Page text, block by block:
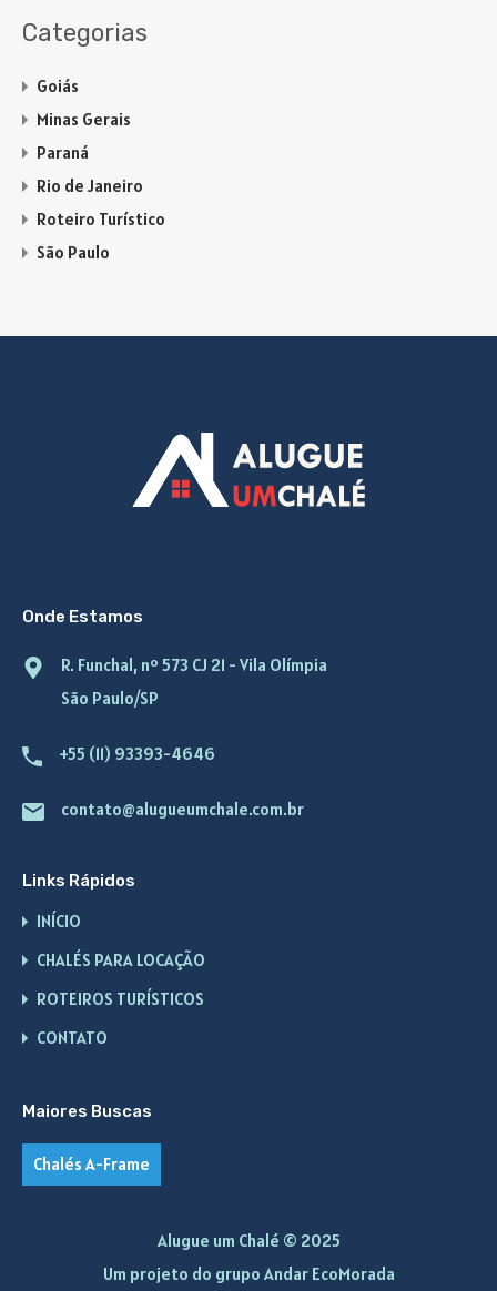
Categorias
Goiás
Minas Gerais
Paraná
Rio de Janeiro
Roteiro Turístico
São Paulo
Onde Estamos
R. Funchal, nº 573 CJ 21 - Vila Olímpia
São Paulo/SP
+55 (11) 93393-4646
contato@alugueumchale.com.br
Links Rápidos
INÍCIO
CHALÉS PARA LOCAÇÃO
ROTEIROS TURÍSTICOS
CONTATO
Maiores Buscas
Chalés A-Frame
Alugue um Chalé © 2025
Um projeto do grupo Andar EcoMorada